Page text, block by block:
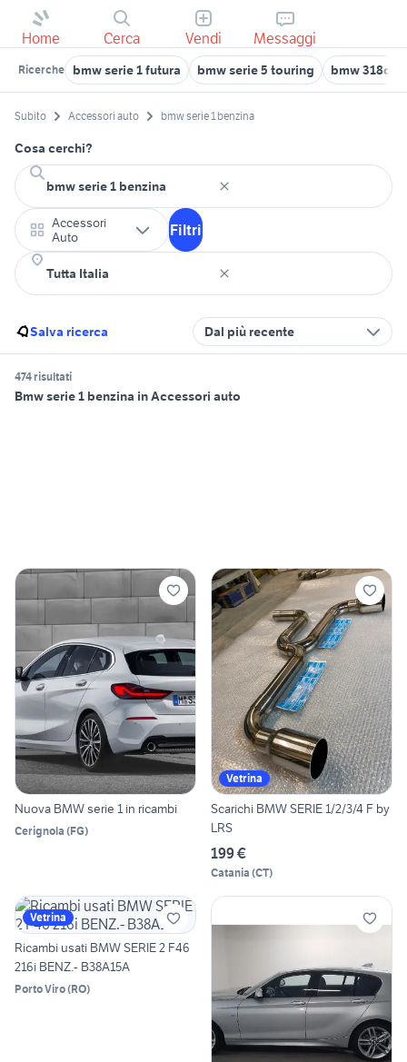
Home Cerca Vendi Messaggi
Ricerche bmw serie 1 futura bmw serie 5 touring bmw 318d
Subito Accessori auto bmw serie 1 benzina
Cosa cerchi?
Accessori
Auto
Filtri
Salva ricerca Dal più recente
474 risultati
Bmw serie 1 benzina in Accessori auto
Nuova BMW serie 1 in ricambi
Cerignola (FG)
Vetrina
Scarichi BMW SERIE 1/2/3/4 F by
LRS
199 €
Catania (CT)
Vetrina
Ricambi usati BMW SERIE 2 F46
216i BENZ.- B38A15A
Porto Viro(RO)